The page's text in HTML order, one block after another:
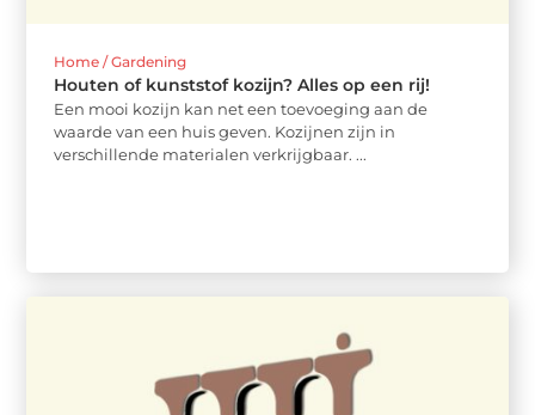
Home / Gardening
Houten of kunststof kozijn? Alles op een rij!
Een mooi kozijn kan net een toevoeging aan de
waarde van een huis geven. Kozijnen zijn in
verschillende materialen verkrijgbaar. ...